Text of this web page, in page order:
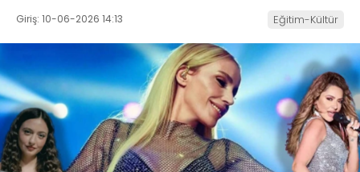
Giriş: 10-06-2026 14:13 Eğitim-Kültür